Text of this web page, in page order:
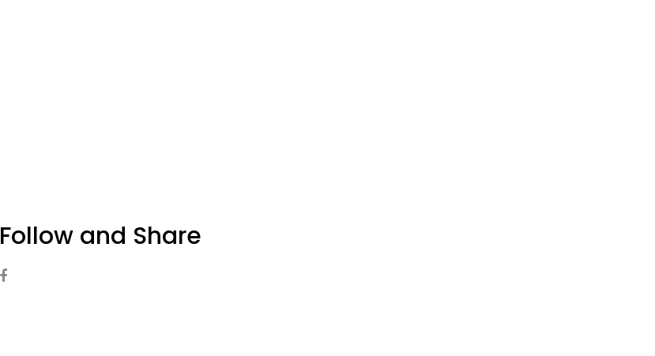
Follow and Share